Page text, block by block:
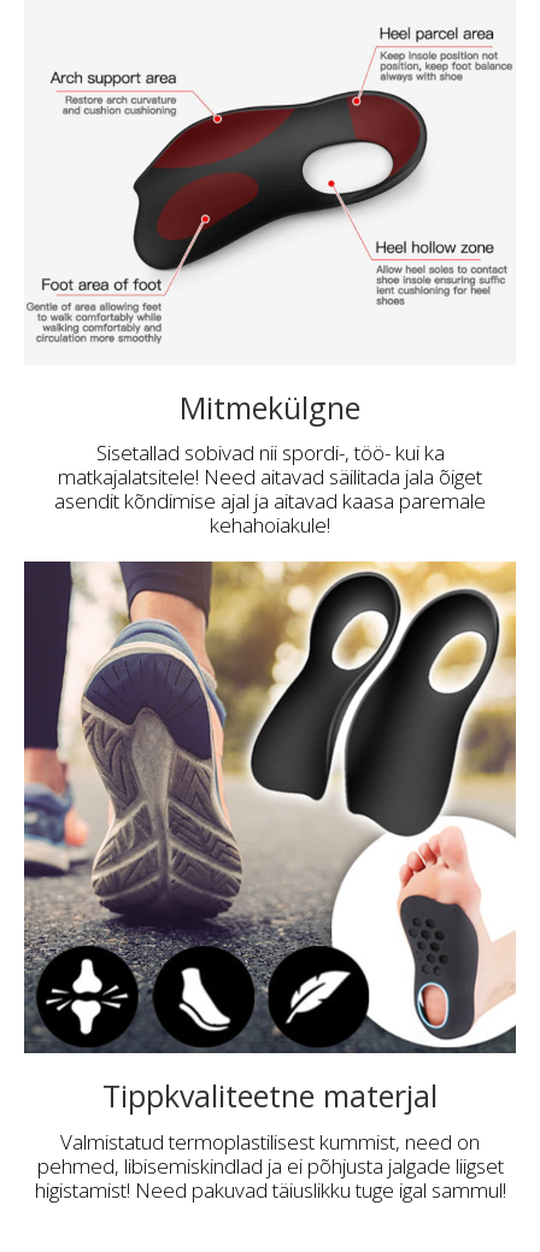
Mitmekülgne
Sisetallad sobivad nii spordi-, töö- kui ka
matkajalatsitele! Need aitavad säilitada jala õiget
asendit kõndimise ajal ja aitavad kaasa paremale
kehahoiakule!
Tippkvaliteetne materjal
Valmistatud termoplastilisest kummist, need on
pehmed, libisemiskindlad ja ei põhjusta jalgade liigset
higistamist! Need pakuvad täiuslikku tuge igal sammul!